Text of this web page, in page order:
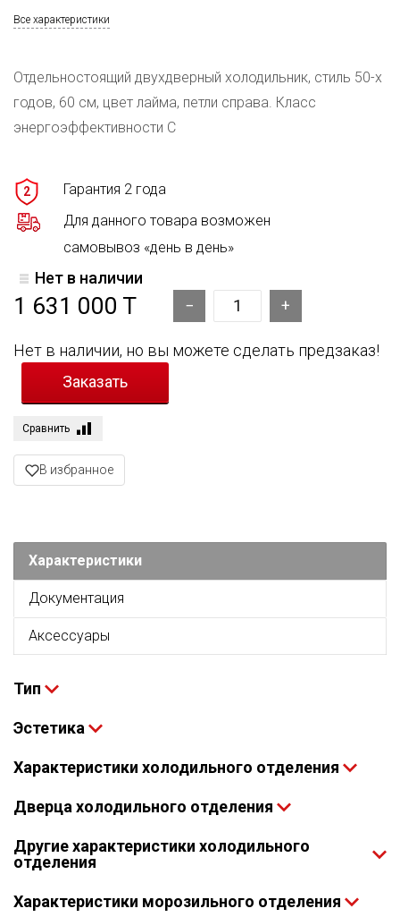
Все характеристики
Отдельностоящий двухдверный холодильник, стиль 50-х
годов, 60 см, цвет лайма, петли справа. Класс
энергоэффективности C
2
Гарантия 2 года
Для данного товара возможен
самовывоз «день в день»
Нет в наличии
1 631 000 T
Нет в наличии, но вы можете сделать предзаказ!
Сравнить
В избранное
Характеристики
Документация
Аксессуары
Тип
Эстетика
Характеристики холодильного отделения
Дверца холодильного отделения
Другие характеристики холодильного
отделения
Характеристики морозильного отделения